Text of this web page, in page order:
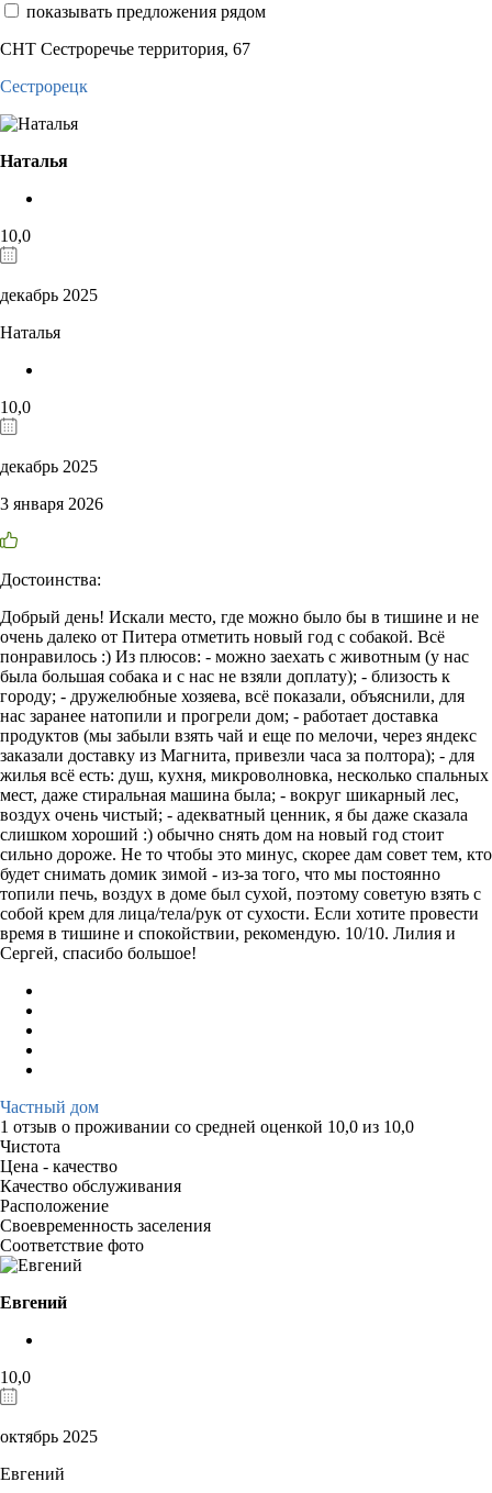
показывать предложения рядом
СНТ Сестроречье территория, 67
Сестрорецк
Наталья
10,0
декабрь 2025
Наталья
10,0
декабрь 2025
3 января 2026
Достоинства:
Добрый день! Искали место, где можно было бы в тишине и не
очень далеко от Питера отметить новый год с собакой. Всё
понравилось :) Из плюсов: - можно заехать с животным (у нас
была большая собака и с нас не взяли доплату); - близость к
городу; - дружелюбные хозяева, всё показали, объяснили, для
нас заранее натопили и прогрели дом; - работает доставка
продуктов (мы забыли взять чай и еще по мелочи, через яндекс
заказали доставку из Магнита, привезли часа за полтора); - для
жилья всё есть: душ, кухня, микроволновка, несколько спальных
мест, даже стиральная машина была; - вокруг шикарный лес,
воздух очень чистый; - адекватный ценник, я бы даже сказала
слишком хороший :) обычно снять дом на новый год стоит
сильно дороже. Не то чтобы это минус, скорее дам совет тем, кто
будет снимать домик зимой - из-за того, что мы постоянно
топили печь, воздух в доме был сухой, поэтому советую взять с
собой крем для лица/тела/рук от сухости. Если хотите провести
время в тишине и спокойствии, рекомендую. 10/10. Лилия и
Сергей, спасибо большое!
Частный дом
1 отзыв о проживании со средней оценкой 10,0 из 10,0
Чистота
Цена - качество
Качество обслуживания
Расположение
Своевременность заселения
Соответствие фото
Евгений
10,0
октябрь 2025
Евгений